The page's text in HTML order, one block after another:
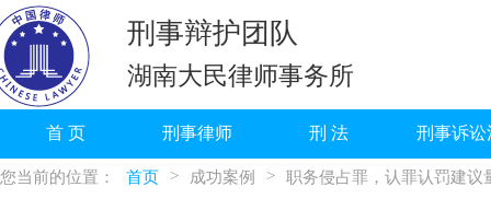
刑事辩护团队
湖南大民律师事务所
首 页 刑事律师 刑 法 刑事诉讼
您当前的位置： 首页 > 成功案例 > 职务侵占罪，认罪认罚建议